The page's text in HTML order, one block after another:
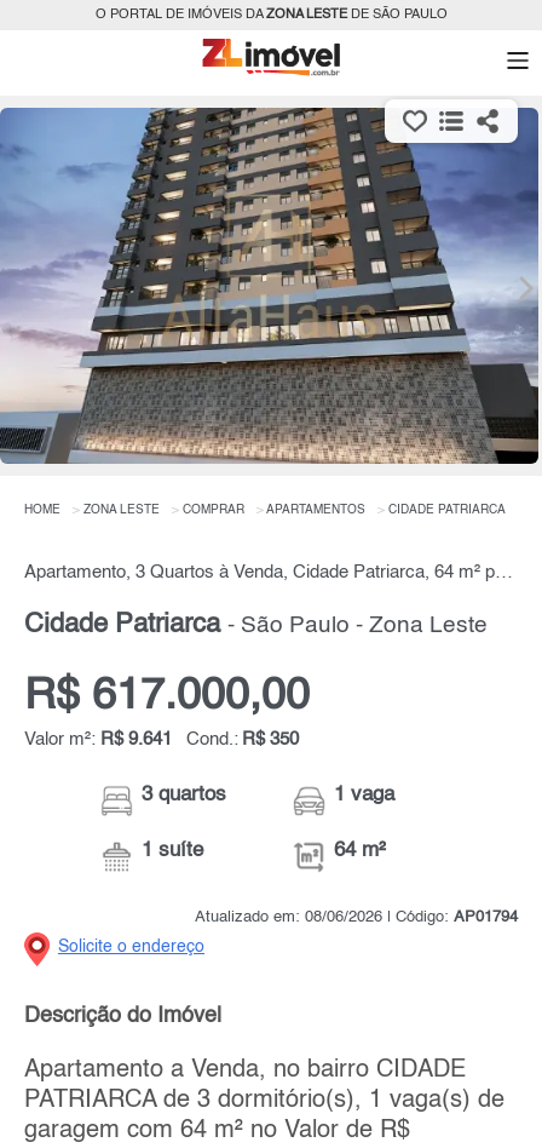
O PORTAL DE IMÓVEIS DAZONA LESTEDE SÃO PAULO
HOME ZONA LESTE COMPRAR APARTAMENTOS CIDADE PATRIARCA
Apartamento, 3 Quartos à Venda, Cidade Patriarca, 64 m² por R$ 617.000,00
Cidade Patriarca - São Paulo - Zona Leste
R$ 617.000,00
Valor m²: R$ 9.641 Cond.: R$ 350
3 quartos
1 suíte
1 vaga
64 m²
Atualizado em: 08/06/2026 | Código: AP01794
Solicite o endereço
Descrição do Imóvel
Apartamento a Venda, no bairro CIDADE
PATRIARCA de 3 dormitório(s), 1 vaga(s) de
garagem com 64 m² no Valor de R$